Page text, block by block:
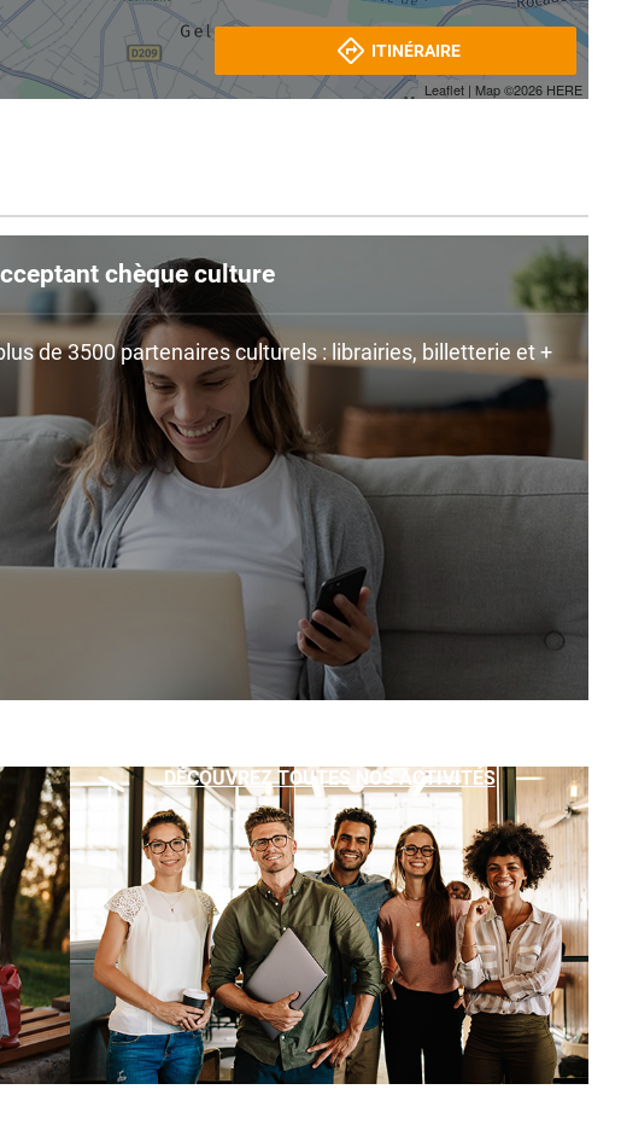
Leaflet | Map ©2026 HERE
ITINÉRAIRE
chèque culture
de 3500 partenaires culturels : librairies, billetterie et +
DÉCOUVREZ TOUTES NOS ACTIVITÉS